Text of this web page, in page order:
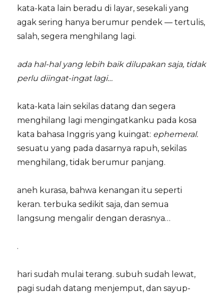
kata-kata lain beradu di layar, sesekali yang
agak sering hanya berumur pendek — tertulis,
salah, segera menghilang lagi.
ada hal-hal yang lebih baik dilupakan saja, tidak
perlu diingat-ingat lagi…
kata-kata lain sekilas datang dan segera
menghilang lagi mengingatkanku pada kosa
kata bahasa Inggris yang kuingat: ephemeral.
sesuatu yang pada dasarnya rapuh, sekilas
menghilang, tidak berumur panjang.
aneh kurasa, bahwa kenangan itu seperti
keran. terbuka sedikit saja, dan semua
langsung mengalir dengan derasnya…
.
hari sudah mulai terang. subuh sudah lewat,
pagi sudah datang menjemput, dan sayup-